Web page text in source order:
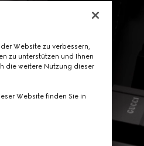
Website zu verbessern,
zu unterstützen und Ihnen
die weitere Nutzung dieser
Website finden Sie in